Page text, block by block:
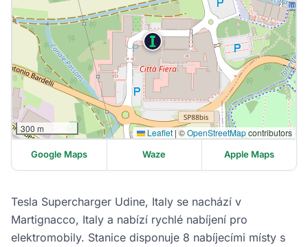
Tesla Supercharger Udine, Italy se nachází v
Martignacco, Italy a nabízí rychlé nabíjení pro
elektromobily. Stanice disponuje 8 nabíjecími místy s
300 m Leaflet | ©OpenStreetMapcontributors
Google Maps Waze Apple Maps